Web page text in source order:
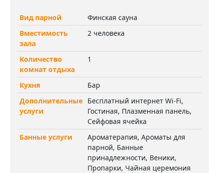
Вид парной
Финская сауна
Вместимость
зала
2 человека
Количество
комнат отдыха
1
Кухня
Бар
Дополнительные
услуги
Бесплатный интернет Wi-Fi,
Гостиная, Плазменная панель,
Сейфовая ячейка
Банные услуги
Ароматерапия, Ароматы для
парной, Банные
принадлежности, Веники,
Пропарки, Чайная церемония